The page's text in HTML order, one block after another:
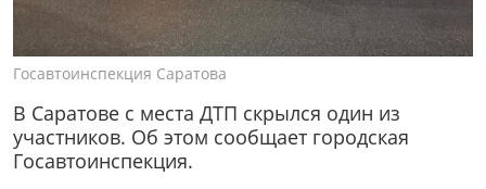
Госавтоинспекция Саратова
В Саратове с места ДТП скрылся один из
участников. Об этом сообщает городская
Госавтоинспекция.